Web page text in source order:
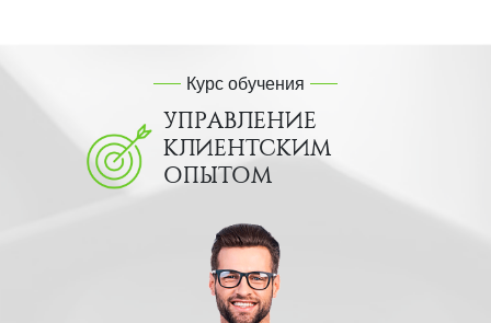
Курс обучения
УПРАВЛЕНИЕ
КЛИЕНТСКИМ
ОПЫТОМ